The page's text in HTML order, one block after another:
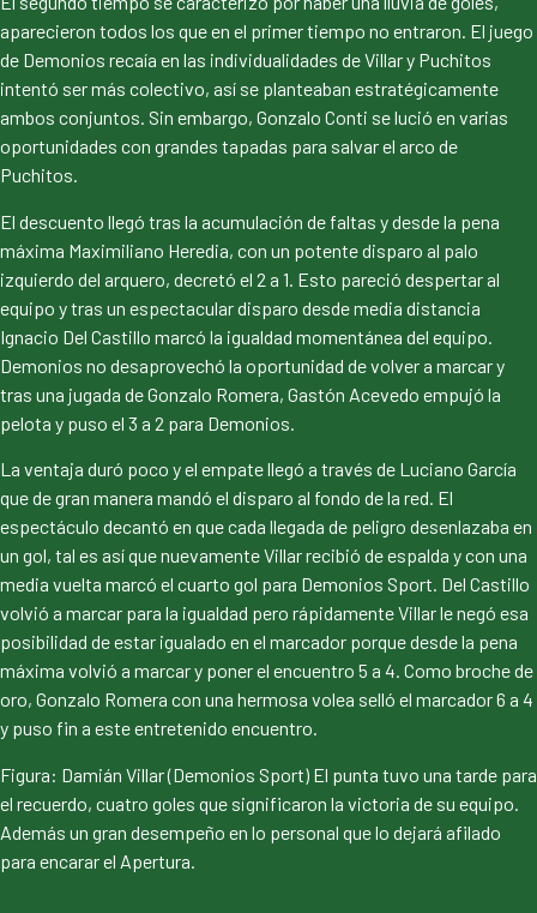
aparecieron todos los que en el primer tiempo no entraron. El juego
de Demonios recaía en las individualidades de Villar y Puchitos
intentó ser más colectivo, así se planteaban estratégicamente
ambos conjuntos. Sin embargo, Gonzalo Conti se lució en varias
oportunidades con grandes tapadas para salvar el arco de
Puchitos.
El descuento llegó tras la acumulación de faltas y desde la pena
máxima Maximiliano Heredia, con un potente disparo al palo
izquierdo del arquero, decretó el 2 a 1. Esto pareció despertar al
equipo y tras un espectacular disparo desde media distancia
Ignacio Del Castillo marcó la igualdad momentánea del equipo.
Demonios no desaprovechó la oportunidad de volver a marcar y
tras una jugada de Gonzalo Romera, Gastón Acevedo empujó la
pelota y puso el 3 a 2 para Demonios.
La ventaja duró poco y el empate llegó a través de Luciano García
que de gran manera mandó el disparo al fondo de la red. El
espectáculo decantó en que cada llegada de peligro desenlazaba en
un gol, tal es así que nuevamente Villar recibió de espalda y con una
media vuelta marcó el cuarto gol para Demonios Sport. Del Castillo
volvió a marcar para la igualdad pero rápidamente Villar le negó esa
posibilidad de estar igualado en el marcador porque desde la pena
máxima volvió a marcar y poner el encuentro 5 a 4. Como broche de
oro, Gonzalo Romera con una hermosa volea selló el marcador 6 a 4
y puso fin a este entretenido encuentro.
Figura: Damián Villar (Demonios Sport) El punta tuvo una tarde para
el recuerdo, cuatro goles que significaron la victoria de su equipo.
Además un gran desempeño en lo personal que lo dejará afilado
para encarar el Apertura.